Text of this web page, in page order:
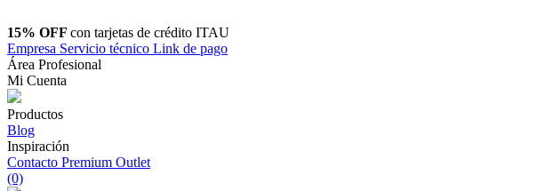
15% OFF con tarjetas de crédito ITAU
Empresa Servicio técnico Link de pago
Área Profesional
Mi Cuenta
Productos
Blog
Inspiración
Contacto Premium Outlet
(0)